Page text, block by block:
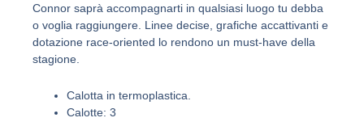
Connor saprà accompagnarti in qualsiasi luogo tu debba
o voglia raggiungere. Linee decise, grafiche accattivanti e
dotazione race-oriented lo rendono un must-have della
stagione.
Calotta in termoplastica.
Calotte: 3